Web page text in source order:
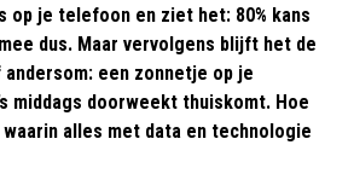
op je telefoon en ziet het: 80% kans
dus. Maar vervolgens blijft het de
andersom: een zonnetje op je
middags doorweekt thuiskomt. Hoe
alles met data en technologie